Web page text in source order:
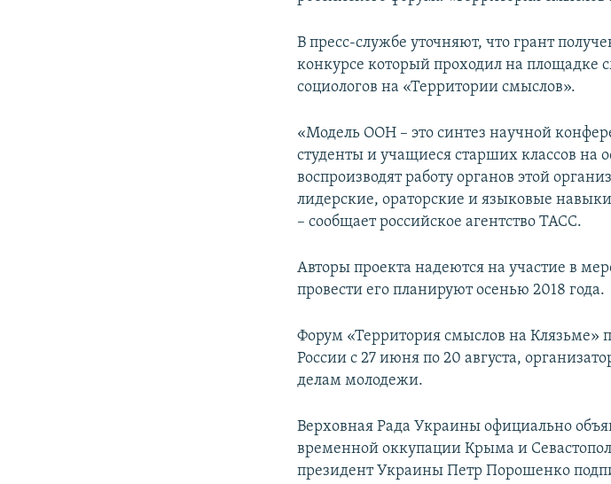
В пресс-службе уточняют, что грант
конкурсе который проходил на площадке
социологов на «Территории смыслов».
«Модель ООН – это синтез научной
студенты и учащиеся старших классов
воспроизводят работу органов этой
лидерские, ораторские и языковые
– сообщает российское агентство ТАСС.
Авторы проекта надеются на участие в
провести его планируют осенью 2018 года.
Форум «Территория смыслов на Клязьме»
России с 27 июня по 20 августа,
делам молодежи.
Верховная Рада Украины официально
временной оккупации Крыма и
президент Украины Петр Порошенко